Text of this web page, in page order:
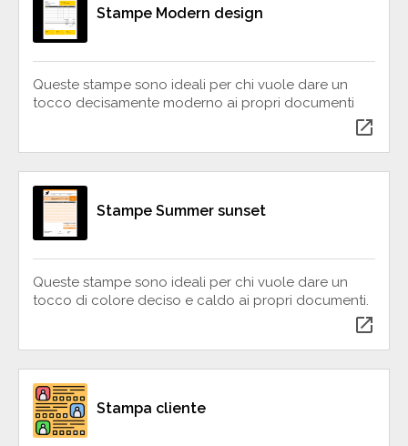
Stampe Modern design
Queste stampe sono ideali per chi vuole dare un
tocco decisamente moderno ai propri documenti
open_in_new
Stampe Summer sunset
Queste stampe sono ideali per chi vuole dare un
tocco di colore deciso e caldo ai propri documenti.
open_in_new
Stampa cliente